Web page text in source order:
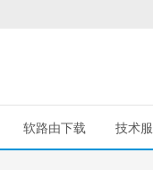
软路由下载 技术